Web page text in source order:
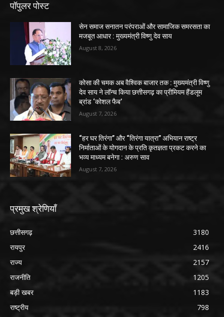
पॉपुलर पोस्ट
सेन समाज सनातन परंपराओं और सामाजिक समरसता का
मजबूत आधार : मुख्यमंत्री विष्णु देव साय
August 8, 2026
कोसा की चमक अब वैश्विक बाजार तक : मुख्यमंत्री विष्णु
देव साय ने लॉन्च किया छत्तीसगढ़ का प्रीमियम हैंडलूम
ब्रांड ‘कोशल फैब’
August 7, 2026
“हर घर तिरंगा” और “तिरंगा यात्रा” अभियान राष्ट्र
निर्माताओं के योगदान के प्रति कृतज्ञता प्रकट करने का
भव्य माध्यम बनेगा : अरुण साव
August 7, 2026
प्रमुख श्रेणियाँ
छत्तीसगढ़
3180
रायपुर
2416
राज्य
2157
राजनीति
1205
बड़ी खबर
1183
राष्ट्रीय
798